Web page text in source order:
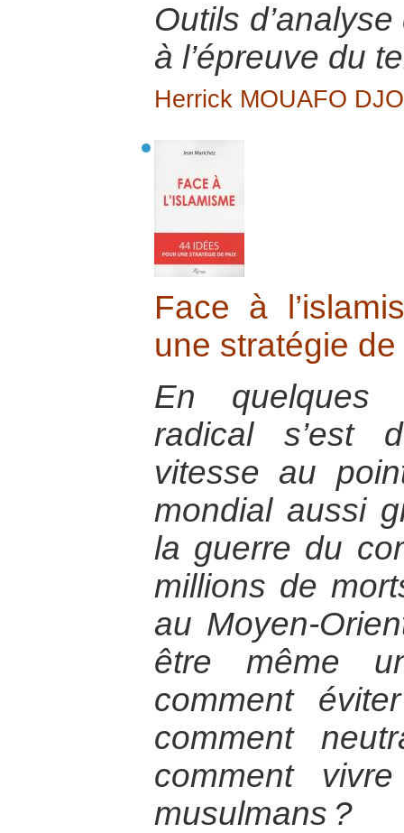
Outils
à l’épreuve du
Herrick MOUAFO
Face à
une stratégie
En quelques
radical s’est
vitesse au
mondial aussi
la guerre du
millions de
au Moyen-
être même
comment
comment
comment
musulmans ?